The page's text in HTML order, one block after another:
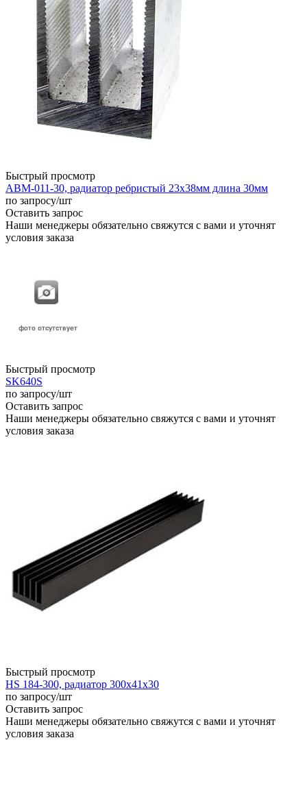
Быстрый просмотр
АВМ-011-30, радиатор ребристый 23х38мм длина 30мм
по запросу/шт
Оставить запрос
Наши менеджеры обязательно свяжутся с вами и уточнят
условия заказа
Быстрый просмотр
SK640S
по запросу/шт
Оставить запрос
Наши менеджеры обязательно свяжутся с вами и уточнят
условия заказа
Быстрый просмотр
HS 184-300, радиатор 300x41x30
по запросу/шт
Оставить запрос
Наши менеджеры обязательно свяжутся с вами и уточнят
условия заказа